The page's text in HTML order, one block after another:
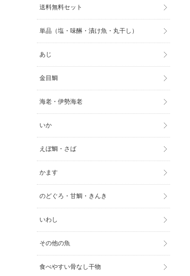
送料無料セット
単品（塩・味醂・漬け魚・丸干し）
あじ
金目鯛
海老・伊勢海老
いか
えぼ鯛・さば
かます
のどぐろ・甘鯛・きんき
いわし
その他の魚
食べやすい骨なし干物